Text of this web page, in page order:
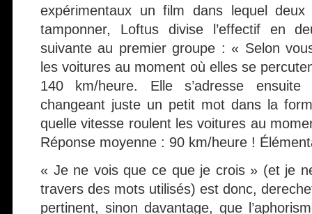
expérimentaux un film dans lequel
tamponner, Loftus divise l’effectif en
suivante au premier groupe : « Selon
les voitures au moment où elles se
140 km/heure. Elle s’adresse
changeant juste un petit mot dans la
quelle vitesse roulent les voitures au
Réponse moyenne : 90 km/heure !
« Je ne vois que ce que je crois » (et je
travers des mots utilisés) est donc,
pertinent, sinon davantage, que